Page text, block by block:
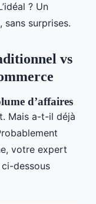
? Un
surprises.
vs
d’affaires
Mais a-t-il déjà
votre expert
dessous